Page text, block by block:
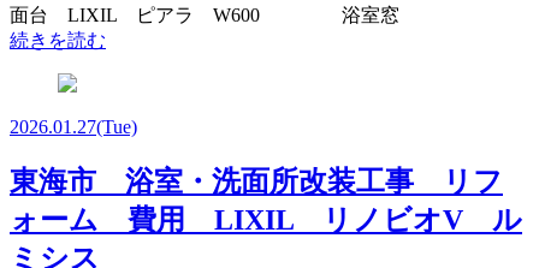
面台 LIXIL ピアラ W600 浴室窓
続きを読む
2026.01.27(Tue)
東海市 浴室・洗面所改装工事 リフ
ォーム 費用 LIXIL リノビオV ル
ミシス